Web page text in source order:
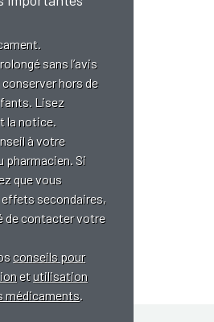
sans l’avis
conserver hors de
Lisez
la notice.
à votre
pharmacien. Si
que vous
secondaires,
de contacter votre
conseils pour
etutilisation
médicaments